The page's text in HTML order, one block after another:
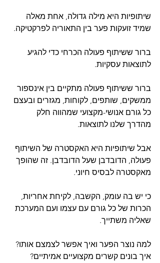
שיתופיות היא מילה גדולה, אחת מאלה
שמיד זועקות פער בין התאוריה לפרקטיקה.
ברור ששיתוף פעולה הכרחי כדי להגיע
לתוצאות עסקיות.
ברור ששיתוף פעולה מתקיים בין אינספור
ממשקים, שותפים, לקוחות, מגזרים ובעצם
כל גורם אנושי-מקצועי שמהווה חלק
מהדרך שלנו לתוצאות.
אבל שיתופיות היא האקסטרה של השיתוף
פעולה, הדובדבן שעל הדובדבן. זה שהופך
מאקסטרה לבסיס חיוני.
כי יש בה עומק, הקשבה, לקיחת אחריות,
הכרות של כל גורם עם עצמו ועם המערכת
שאליה משתייך.
למה נוצר הפער ואיך אפשר לצמצם אותו?
איך בונים קשרים מקצועיים אמיתיים?